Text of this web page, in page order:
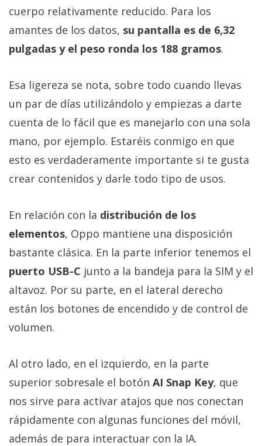
cuerpo relativamente reducido. Para los
amantes de los datos, su pantalla es de 6,32
pulgadas y el peso ronda los 188 gramos.
Esa ligereza se nota, sobre todo cuando llevas
un par de días utilizándolo y empiezas a darte
cuenta de lo fácil que es manejarlo con una sola
mano, por ejemplo. Estaréis conmigo en que
esto es verdaderamente importante si te gusta
crear contenidos y darle todo tipo de usos.
En relación con la distribución de los
elementos, Oppo mantiene una disposición
bastante clásica. En la parte inferior tenemos el
puerto USB-C junto a la bandeja para la SIM y el
altavoz. Por su parte, en el lateral derecho
están los botones de encendido y de control de
volumen.
Al otro lado, en el izquierdo, en la parte
superior sobresale el botón AI Snap Key, que
nos sirve para activar atajos que nos conectan
rápidamente con algunas funciones del móvil,
además de para interactuar con la IA.